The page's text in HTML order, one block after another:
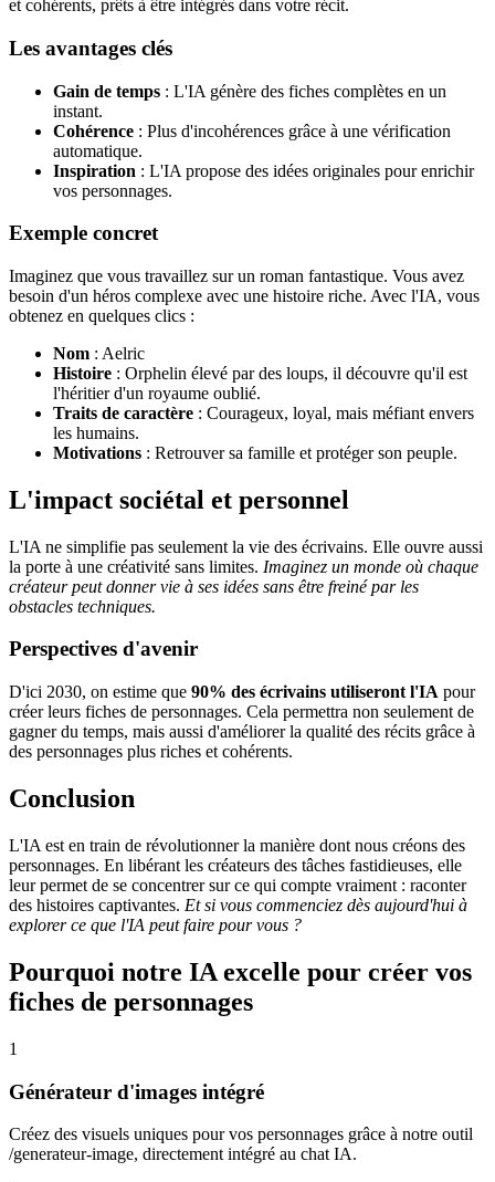
et cohérents, prêts à être intégrés dans votre récit.
Les avantages clés
Gain de temps : L'IA génère des fiches complètes en un
instant.
Cohérence : Plus d'incohérences grâce à une vérification
automatique.
Inspiration : L'IA propose des idées originales pour enrichir
vos personnages.
Exemple concret
Imaginez que vous travaillez sur un roman fantastique. Vous avez
besoin d'un héros complexe avec une histoire riche. Avec l'IA, vous
obtenez en quelques clics :
Nom : Aelric
Histoire : Orphelin élevé par des loups, il découvre qu'il est
l'héritier d'un royaume oublié.
Traits de caractère : Courageux, loyal, mais méfiant envers
les humains.
Motivations : Retrouver sa famille et protéger son peuple.
L'impact sociétal et personnel
L'IA ne simplifie pas seulement la vie des écrivains. Elle ouvre aussi
la porte à une créativité sans limites. Imaginez un monde où chaque
créateur peut donner vie à ses idées sans être freiné par les
obstacles techniques.
Perspectives d'avenir
D'ici 2030, on estime que 90% des écrivains utiliseront l'IA pour
créer leurs fiches de personnages. Cela permettra non seulement de
gagner du temps, mais aussi d'améliorer la qualité des récits grâce à
des personnages plus riches et cohérents.
Conclusion
L'IA est en train de révolutionner la manière dont nous créons des
personnages. En libérant les créateurs des tâches fastidieuses, elle
leur permet de se concentrer sur ce qui compte vraiment : raconter
des histoires captivantes. Et si vous commenciez dès aujourd'hui à
explorer ce que l'IA peut faire pour vous ?
Pourquoi notre IA excelle pour créer vos
fiches de personnages
1
Générateur d'images intégré
Créez des visuels uniques pour vos personnages grâce à notre outil
/generateur-image, directement intégré au chat IA.